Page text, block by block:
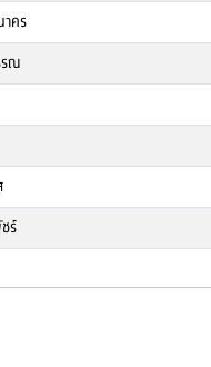
คร
ณ
ร์